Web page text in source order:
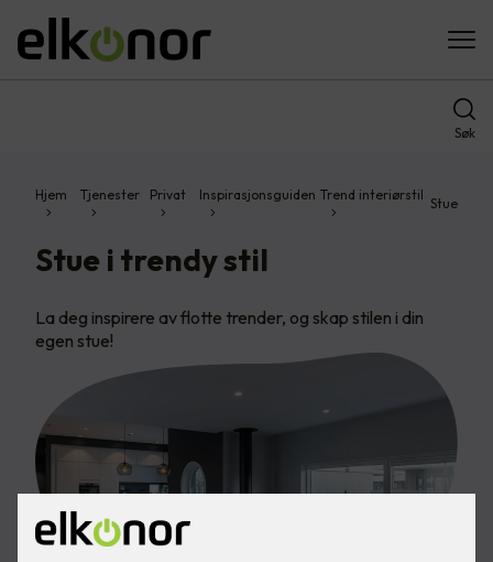
Søk
Hjem Tjenester Privat Inspirasjonsguiden Trend interiørstil
Stue
Stue i trendy stil
La deg inspirere av flotte trender, og skap stilen i din
egen stue!